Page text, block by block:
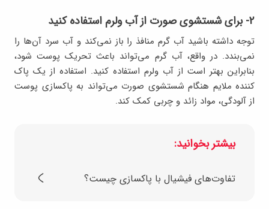
۲- برای شستشوی صورت از آب ولرم استفاده کنید
توجه داشته باشید آب گرم منافذ را باز نمی‌کند و آب سرد آن‌ها را
نمی‌بندد. در واقع، آب گرم می‌تواند باعث تحریک پوست شود،
بنابراین بهتر است از آب ولرم استفاده کنید. استفاده از یک پاک
کننده ملایم هنگام شستشوی صورت می‌تواند به پاکسازی پوست
از آلودگی، مواد زائد و چربی کمک کند.
بیشتر بخوانید:
تفاوت‌های فیشیال با پاکسازی چیست؟